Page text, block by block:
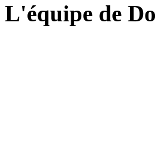
L'équipe de